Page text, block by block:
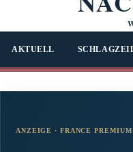
AKTUELL
ANZEIGE · FRANCE